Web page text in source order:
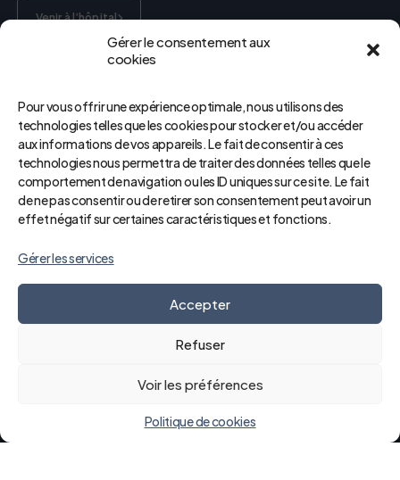
Gérer le consentement aux
cookies
Pour vous offrir une expérience optimale, nous utilisons des
technologies telles que les cookies pour stocker et/ou accéder
aux informations de vos appareils. Le fait de consentir à ces
technologies nous permettra de traiter des données telles que le
comportement de navigation ou les ID uniques sur ce site. Le fait
de ne pas consentir ou de retirer son consentement peut avoir un
effet négatif sur certaines caractéristiques et fonctions.
Gérer les services
Accepter
Refuser
Voir les préférences
Politique de cookies
Venir à l’hôpital
Nous contacter
Presse et médias
Professionnels de santé
Marchés publics
Etablissement support du
Mentions légales